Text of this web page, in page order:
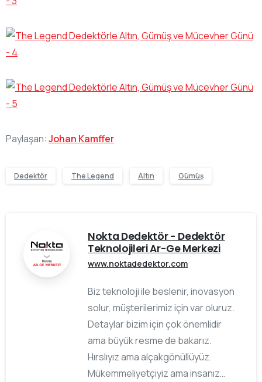
Paylaşan: Johan Kamffer
Dedektör The Legend Altın Gümüş
Nokta Dedektör - Dedektör
Teknolojileri Ar-Ge Merkezi
www.noktadedektor.com
Biz teknoloji ile beslenir, inovasyon
solur, müşterilerimiz için var oluruz.
Detaylar bizim için çok önemlidir
ama büyük resme de bakarız.
Hırslıyız ama alçakgönüllüyüz.
Mükemmeliyetçiyiz ama insanız…